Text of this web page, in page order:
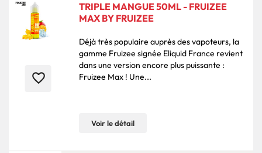
favorite_border
TRIPLE MANGUE 50ML - FRUIZEE
MAX BY FRUIZEE
Déjà très populaire auprès des vapoteurs, la
gamme Fruizee signée Eliquid France revient
dans une version encore plus puissante :
Fruizee Max ! Une...
Voir le détail